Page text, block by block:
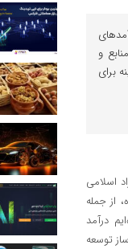
و
برای
اسلامی
از جمله
درآمد
توسعه